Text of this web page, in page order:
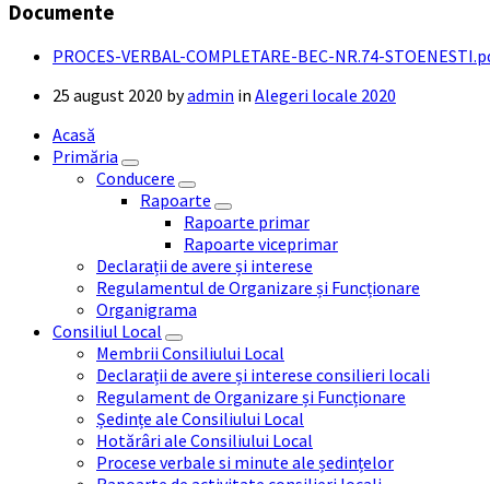
Documente
PROCES-VERBAL-COMPLETARE-BEC-NR.74-
25 august 2020 byadmin in Alegeri locale 2020
Acasă
Primăria
Conducere
Rapoarte
Rapoarte primar
Rapoarte viceprimar
Declarații de avere și interese
Regulamentul de Organizare și Funcționare
Organigrama
Consiliul Local
Membrii Consiliului Local
Declarații de avere și interese consilieri locali
Regulament de Organizare și Funcționare
Ședințe ale Consiliului Local
Hotărâri ale Consiliului Local
Procese verbale si minute ale ședințelor